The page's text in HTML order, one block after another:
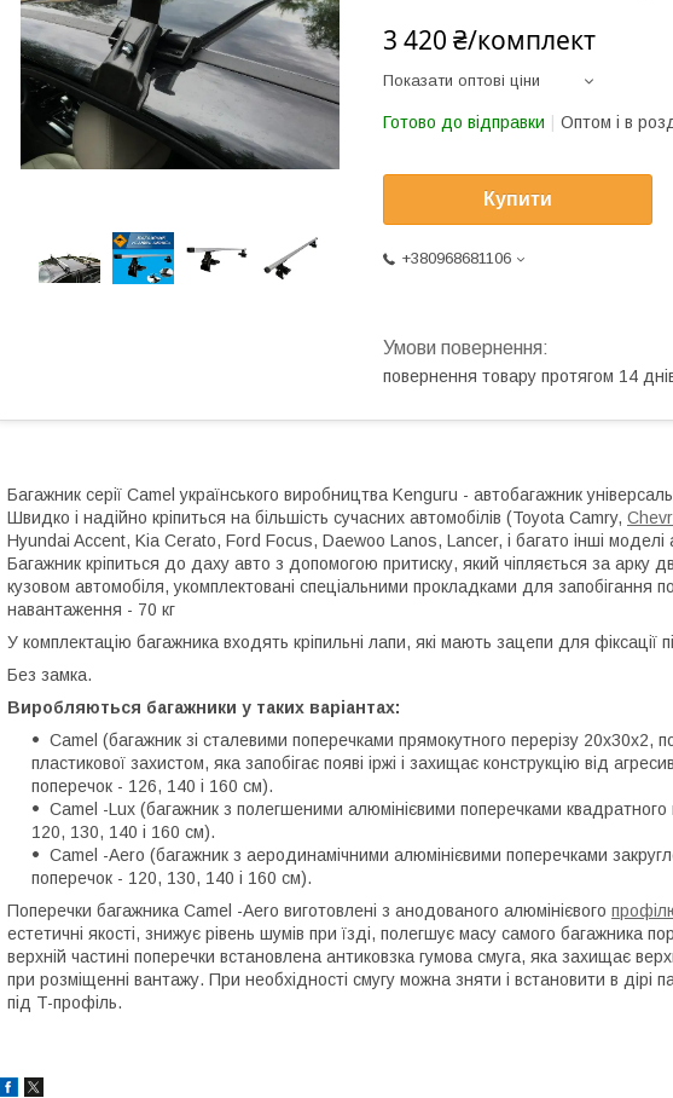
3 420 ₴/комплект
Показати оптові ціни
Готово до відправки Оптом і в
Купити
+380968681106
повернення товару протягом 14
Багажник серії Camel українського виробництва Kenguru - автобагажник
Швидко і надійно кріпиться на більшість сучасних автомобілів (Toyota Camry,
Hyundai Accent, Kia Cerato, Ford Focus, Daewoo Lanos, Lancer, і багато інші моделі
Багажник кріпиться до даху авто з допомогою притиску, який чіпляється за арку
кузовом автомобіля, укомплектовані спеціальними прокладками для запобігання
навантаження - 70 кг
У комплектацію багажника входять кріпильні лапи, які мають зацепи для фіксації
Без замка.
Виробляються багажники у таких варіантах:
Camel (багажник зі сталевими поперечками прямокутного перерізу 20х30х2,
пластикової захистом, яка запобігає появі іржі і захищає конструкцію від
поперечок - 126, 140 і 160 см).
Camel -Lux (багажник з полегшеними алюмінієвими поперечками
120, 130, 140 і 160 см).
Camel -Aero (багажник з аеродинамічними алюмінієвими поперечками
поперечок - 120, 130, 140 і 160 см).
Поперечки багажника Camel -Aero виготовлені з анодованого алюмінієвого
естетичні якості, знижує рівень шумів при їзді, полегшує масу самого багажника
верхній частині поперечки встановлена антиковзка гумова смуга, яка захищає
при розміщенні вантажу. При необхідності смугу можна зняти і встановити в дірі
під T-профіль.